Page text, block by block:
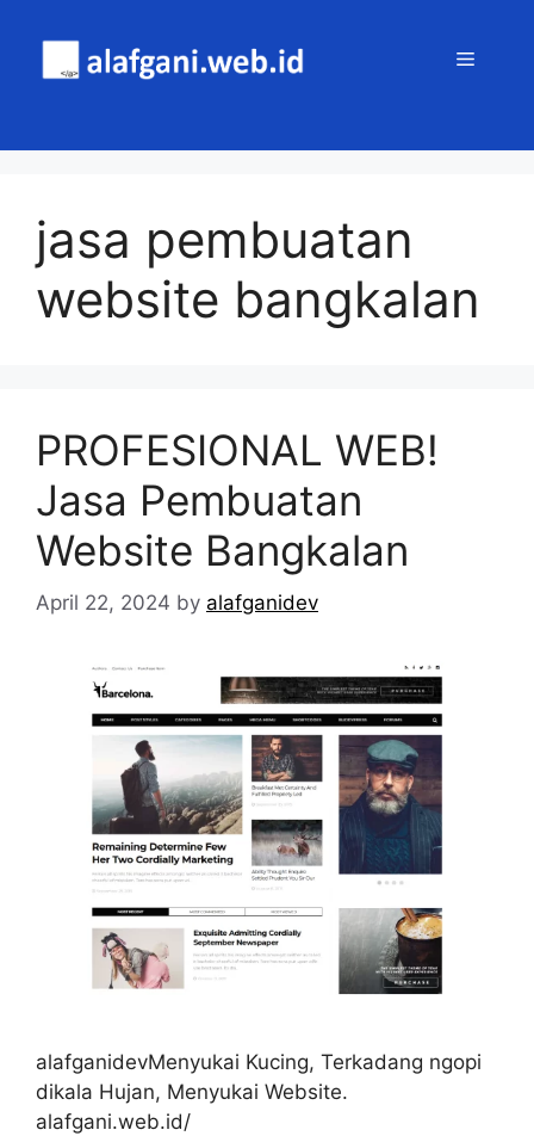
content
MENU
jasa pembuatan
website bangkalan
PROFESIONAL WEB!
Jasa Pembuatan
Website Bangkalan
April 22, 2024 by alafganidev
alafganidevMenyukai Kucing, Terkadang ngopi
dikala Hujan, Menyukai Website.
alafgani.web.id/